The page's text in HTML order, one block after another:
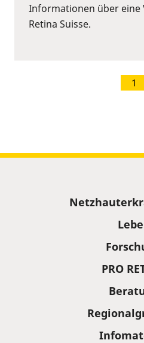
Informationen über eine
Retina Suisse.
1
PRO